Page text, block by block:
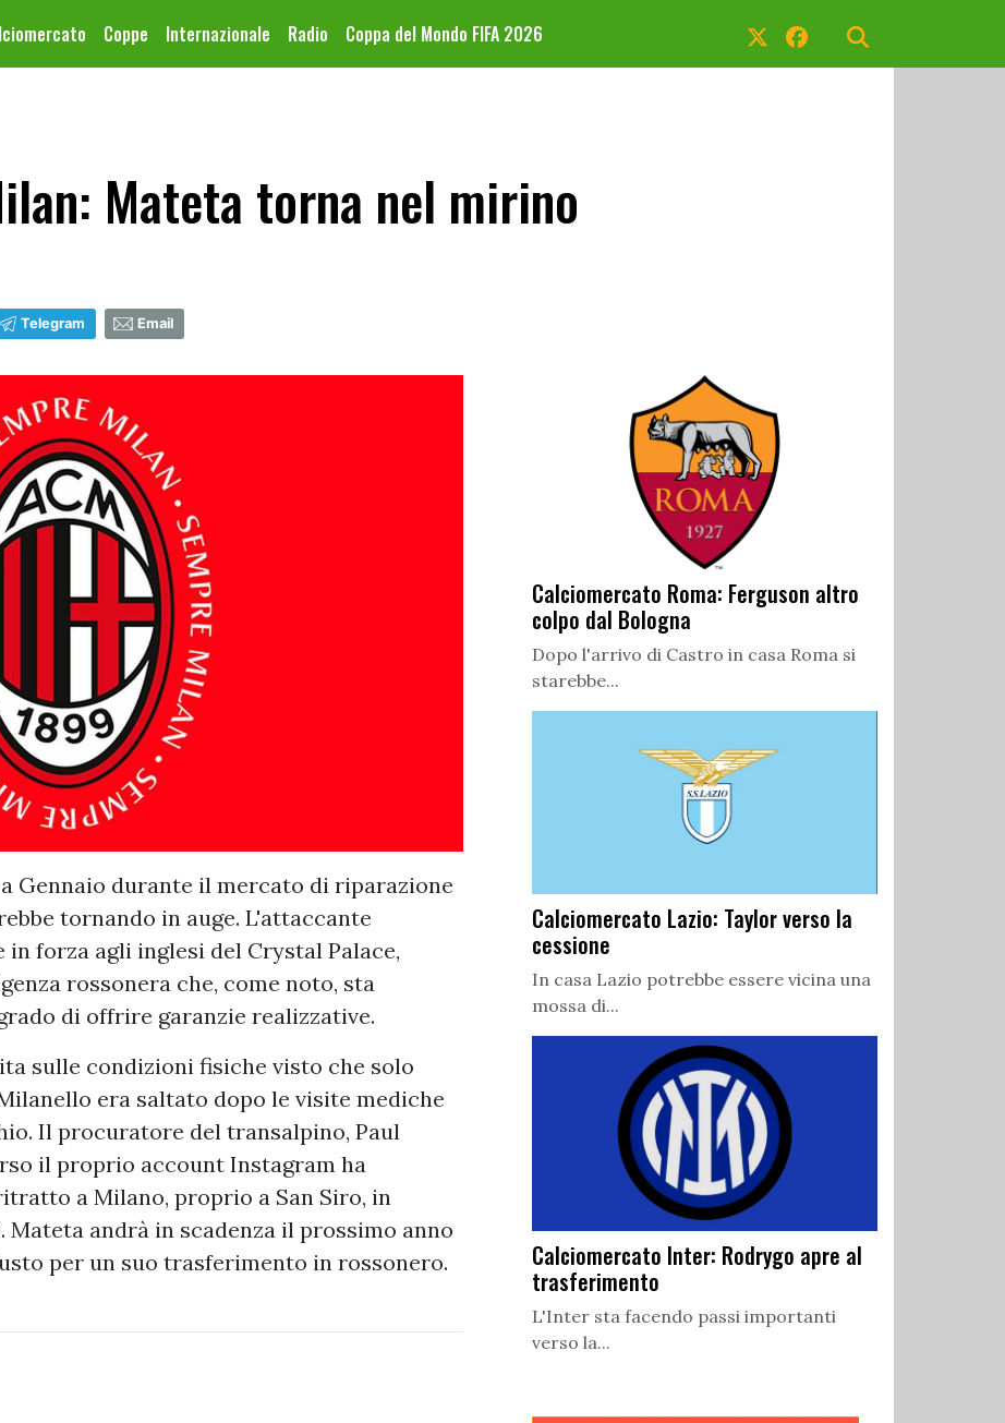
Coppe Internazionale Radio Coppa del Mondo FIFA 2026
Mateta torna nel mirino
Telegram Email
Gennaio durante il mercato di riparazione
tornando in auge. L'attaccante
in forza agli inglesi del Crystal Palace,
rossonera che, come noto, sta
di offrire garanzie realizzative.
sulle condizioni fisiche visto che solo
era saltato dopo le visite mediche
Il procuratore del transalpino, Paul
il proprio account Instagram ha
a Milano, proprio a San Siro, in
andrà in scadenza il prossimo anno
per un suo trasferimento in rossonero.
Calciomercato Roma: Ferguson altro
colpo dal Bologna
Dopo l'arrivo di Castro in casa Roma si
starebbe...
Calciomercato Lazio: Taylor verso la
cessione
In casa Lazio potrebbe essere vicina una
mossa di...
Calciomercato Inter: Rodrygo apre al
trasferimento
L'Inter sta facendo passi importanti
verso la...